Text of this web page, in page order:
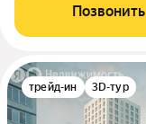
Позвонить
трейд-ин 3D-тур